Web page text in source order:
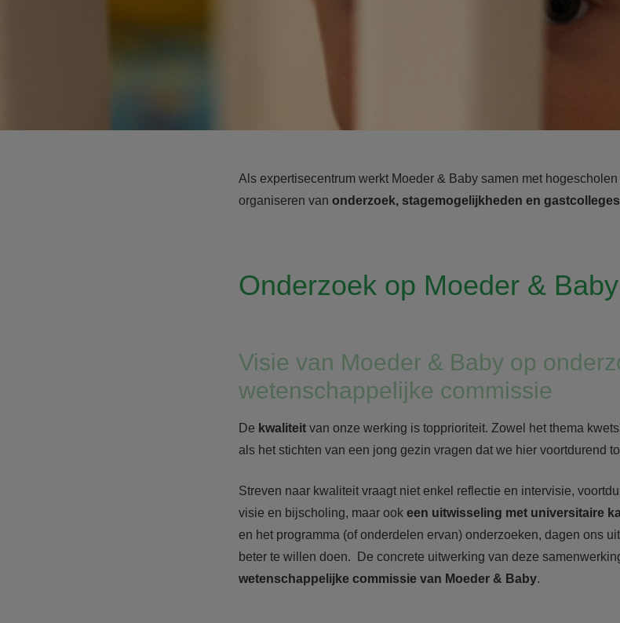
Als expertisecentrum werkt Moeder & Baby samen met
organiseren van onderzoek, stagemogelijkheden en gastcolleges
Onderzoek op Moeder & Baby
Visie van Moeder & Baby op
wetenschappelijke commissie
De kwaliteit van onze werking is topprioriteit. Zowel het thema
als het stichten van een jong gezin vragen dat we hier voortdurend
Streven naar kwaliteit vraagt niet enkel reflectie en intervisie,
visie en bijscholing, maar ook een uitwisseling met universitaire
en het programma (of onderdelen ervan) onderzoeken, dagen ons
beter te willen doen. De concrete uitwerking van deze
wetenschappelijke commissie van Moeder & Baby.